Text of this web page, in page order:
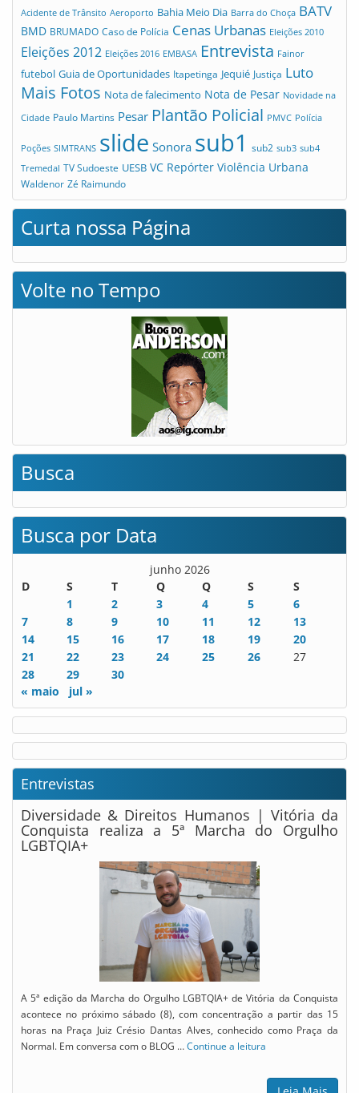
Acidente de Trânsito Aeroporto Bahia Meio Dia Barra do Choça BATV
BMD BRUMADO Caso de Polícia Cenas Urbanas Eleições 2010
Eleições 2012 Eleições 2016 EMBASA Entrevista Fainor
futebol Guia de Oportunidades Itapetinga Jequié Justiça Luto
Mais Fotos Nota de falecimento Nota de Pesar Novidade na
Cidade Paulo Martins Pesar Plantão Policial PMVC Polícia
Poções SIMTRANS slide Sonora sub1 sub2 sub3 sub4
Tremedal TV Sudoeste UESB VC Repórter Violência Urbana
Waldenor Zé Raimundo
Curta nossa Página
Volte no Tempo
Busca
Busca por Data
junho 2026
D
S T Q Q S
S
1
2 3 4 5
6
7
8 9 10 11 12
13
14
15 16 17 18 19
20
21
22 23 24 25 26
27
28
29
30
« maio
jul »
Entrevistas
Diversidade & Direitos Humanos | Vitória da
Conquista realiza a 5ª Marcha do Orgulho
LGBTQIA+
A 5ª edição da Marcha do Orgulho LGBTQIA+ de Vitória da Conquista
acontece no próximo sábado (8), com concentração a partir das 15
horas na Praça Juiz Crésio Dantas Alves, conhecido como Praça da
Normal. Em conversa com o BLOG …Continue a leitura